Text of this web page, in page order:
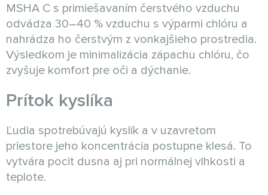
MSHA C s primiešavaním čerstvého vzduchu
odvádza 30–40 % vzduchu s výparmi chlóru a
nahrádza ho čerstvým z vonkajšieho prostredia.
Výsledkom je minimalizácia zápachu chlóru, čo
zvyšuje komfort pre oči a dýchanie.
Prítok kyslíka
Ľudia spotrebúvajú kyslík a v uzavretom
priestore jeho koncentrácia postupne klesá. To
vytvára pocit dusna aj pri normálnej vlhkosti a
teplote.